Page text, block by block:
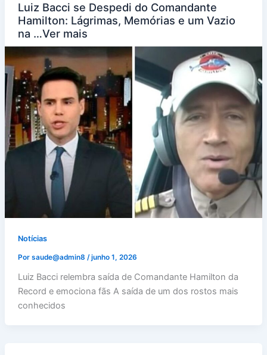
Luiz Bacci se Despedi do Comandante
Hamilton: Lágrimas, Memórias e um Vazio
na …Ver mais
Notícias
Por saude@admin8 /junho 1, 2026
Luiz Bacci relembra saída de Comandante Hamilton da
Record e emociona fãs A saída de um dos rostos mais
conhecidos